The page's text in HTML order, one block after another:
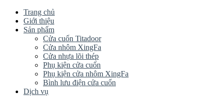
Trang chủ
Giới thiệu
Sản phẩm
Cửa cuốn Titadoor
Cửa nhôm XingFa
Cửa nhựa lõi thép
Phụ kiện cửa cuốn
Phụ kiện cửa nhôm XingFa
Bình lưu điện cửa cuốn
Dịch vụ